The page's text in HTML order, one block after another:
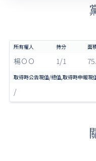
楊ＯＯ 1/1
/